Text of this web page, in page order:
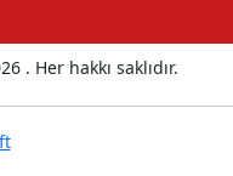
. Her hakkı saklıdır.